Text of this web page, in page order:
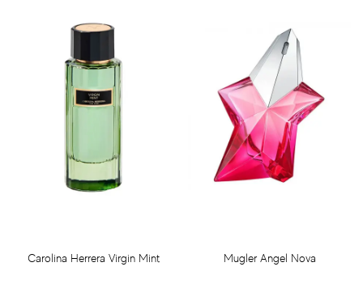
Carolina Herrera Virgin Mint Mugler Angel Nova